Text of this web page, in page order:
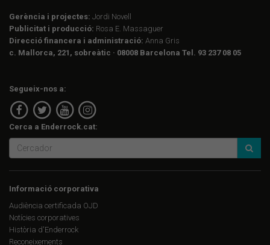
Gerència i projectes: Jordi Novell
Publicitat i producció: Rosa E. Massaguer
Direcció financera i administració: Anna Gris
c. Mallorca, 221, sobreàtic · 08008 Barcelona Tel. 93 237 08 05
Segueix-nos a:
Cerca a Enderrock.cat:
Informació corporativa
Audiència certificada OJD
Notícies corporatives
Història d'Enderrock
Reconeixements